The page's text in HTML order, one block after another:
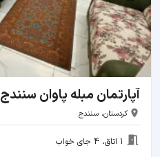
آپارتمان مبله پاوان سنندج
کردستان، سنندج
1 اتاق، 4 جای خواب